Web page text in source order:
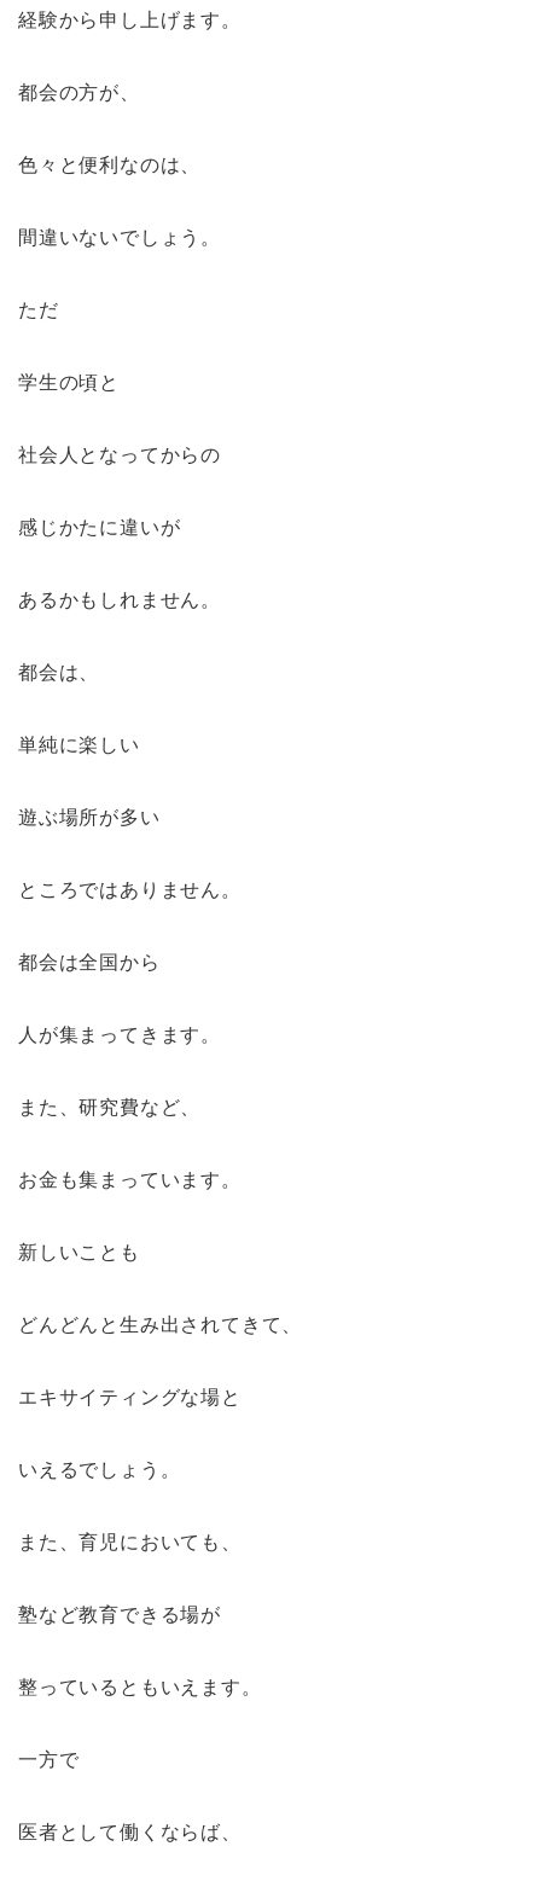
経験から申し上げます。
都会の方が、
色々と便利なのは、
間違いないでしょう。
ただ
学生の頃と
社会人となってからの
感じかたに違いが
あるかもしれません。
都会は、
単純に楽しい
遊ぶ場所が多い
ところではありません。
都会は全国から
人が集まってきます。
また、研究費など、
お金も集まっています。
新しいことも
どんどんと生み出されてきて、
エキサイティングな場と
いえるでしょう。
また、育児においても、
塾など教育できる場が
整っているともいえます。
一方で
医者として働くならば、